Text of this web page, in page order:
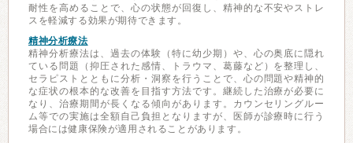
耐性を高めることで、心の状態が回復し、精神的な不安やストレ
スを軽減する効果が期待できます。
精神分析療法
精神分析療法は、過去の体験（特に幼少期）や、心の奥底に隠れ
ている問題（抑圧された感情、トラウマ、葛藤など）を整理し、
セラピストとともに分析・洞察を行うことで、心の問題や精神的
な症状の根本的な改善を目指す方法です。継続した治療が必要に
なり、治療期間が長くなる傾向があります。カウンセリングルー
ム等での実施は全額自己負担となりますが、医師が診療時に行う
場合には健康保険が適用されることがあります。